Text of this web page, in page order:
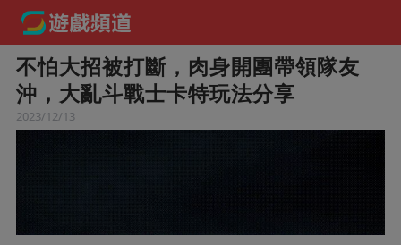
不怕大招被打斷，肉身開團帶領隊友
沖，大亂斗戰士卡特玩法分享
2023/12/13